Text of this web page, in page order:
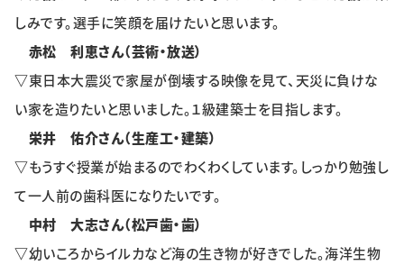
しみです。選手に笑顔を届けたいと思います。
赤松 利恵さん（芸術・放送）
▽東日本大震災で家屋が倒壊する映像を見て、天災に負けな
い家を造りたいと思いました。１級建築士を目指します。
栄井 佑介さん（生産工・建築）
▽もうすぐ授業が始まるのでわくわくしています。しっかり勉強し
て一人前の歯科医になりたいです。
中村 大志さん（松戸歯・歯）
▽幼いころからイルカなど海の生き物が好きでした。海洋生物